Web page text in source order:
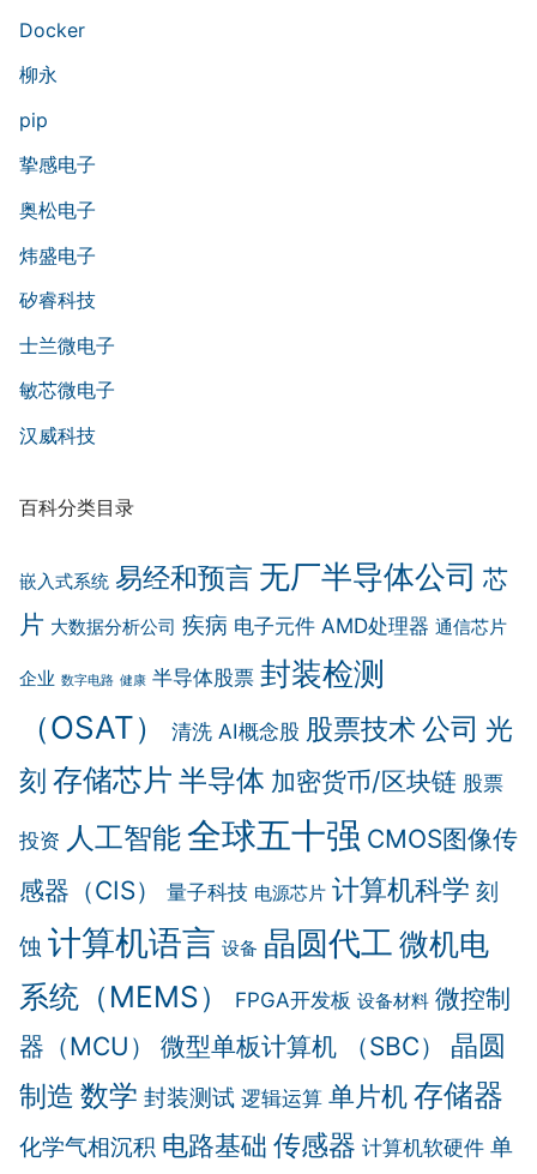
Docker
柳永
pip
挚感电子
奥松电子
炜盛电子
矽睿科技
士兰微电子
敏芯微电子
汉威科技
百科分类目录
嵌入式系统 易经和预言 无厂半导体公司 芯
片 大数据分析公司 疾病 电子元件 AMD处理器 通信芯片
企业 数字电路 健康 半导体股票 封装检测
（OSAT）
清洗 AI概念股 股票技术 公司 光
刻 存储芯片 半导体 加密货币/区块链 股票
投资 人工智能全球五十强 CMOS图像传
感器（CIS）
量子科技 电源芯片 计算机科学 刻
蚀 计算机语言 设备 晶圆代工 微机电
系统（MEMS）
FPGA开发板 设备材料 微控制
器（MCU）
微型单板计算机 （SBC）
晶圆
制造 数学 封装测试 逻辑运算 单片机存储器
化学气相沉积 电路基础 传感器 计算机软硬件 单